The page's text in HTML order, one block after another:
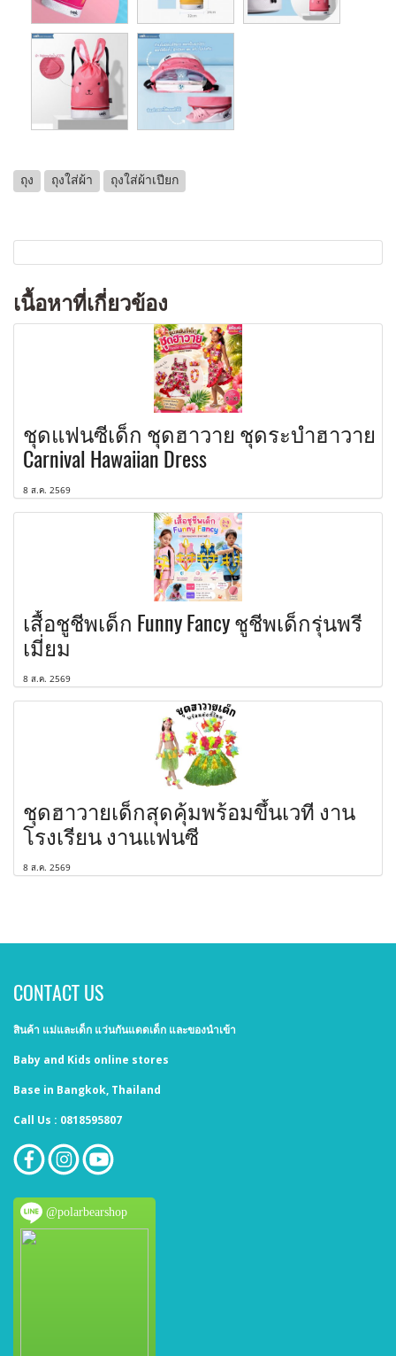
ถุง ถุงใส่ผ้า ถุงใส่ผ้าเปียก
เนื้อหาที่เกี่ยวข้อง
ชุดแฟนซีเด็ก ชุดฮาวาย ชุดระบำฮาวาย
Carnival Hawaiian Dress
8 ส.ค. 2569
เสื้อชูชีพเด็ก Funny Fancy ชูชีพเด็กรุ่นพรี
เมี่ยม
8 ส.ค. 2569
ชุดฮาวายเด็กสุดคุ้มพร้อมขึ้นเวที งาน
โรงเรียน งานแฟนซี
8 ส.ค. 2569
CONTACT US
สินค้า แม่และเด็ก แว่นกันแดดเด็ก และของนำเข้า
Baby and Kids online stores
Base in Bangkok, Thailand
Call Us : 0818595807
@polarbearshop